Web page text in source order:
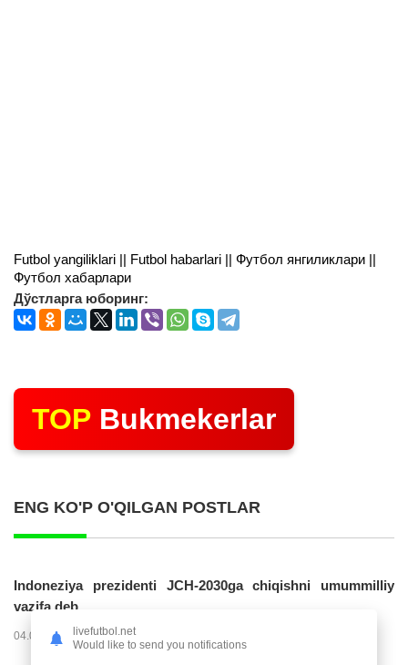
Futbol yangiliklari || Futbol habarlari || Футбол янгиликлари ||
Футбол хабарлари
Дўстларга юборинг:
TOP Bukmekerlar
ENG KO'P O'QILGAN POSTLAR
Indoneziya prezidenti JCH-2030ga chiqishni umummilliy
vazifa deb...
04.08.2026 02:11 14274
livefutbol.net
Would like to send you notifications